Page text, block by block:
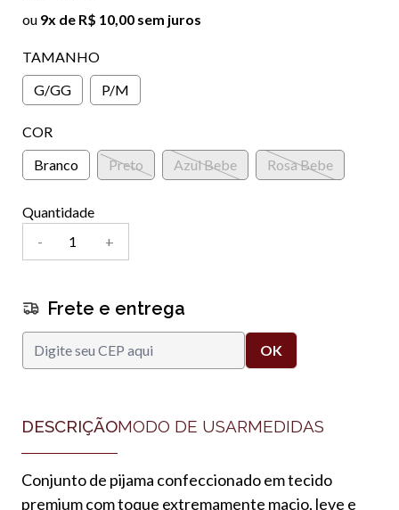
ou 9x de R$ 10,00 sem juros
TAMANHO
G/GG
P/M
COR
Branco
Preto Azul Bebe Rosa Bebe
Quantidade
-
+
Frete e entrega
DESCRIÇÃOMODO DE USARMEDIDAS
Conjunto de pijama confeccionado em tecido
premium com toque extremamente macio, leve e